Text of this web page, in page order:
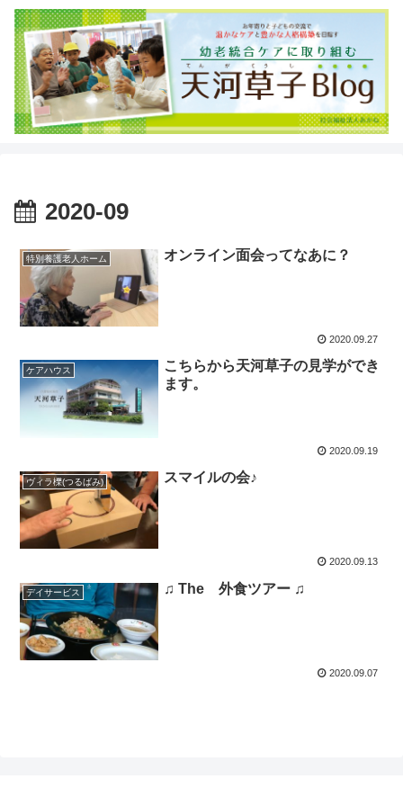
2020-09
特別養護老人ホーム オンライン面会ってなあに？
2020.09.27
ケアハウス
こちらから天河草子の見学ができ
ます。
2020.09.19
ヴィラ櫟(つるばみ) スマイルの会♪
2020.09.13
デイサービス ♫ The 外食ツアー ♫
2020.09.07